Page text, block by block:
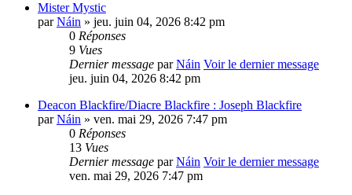
Mister Mystic
parNáin » jeu. juin 04, 2026 8:42 pm
0 Réponses
9 Vues
Dernier message parNáin Voir le dernier message
jeu. juin 04, 2026 8:42 pm
Deacon Blackfire/Diacre Blackfire : Joseph Blackfire
parNáin » ven. mai 29, 2026 7:47 pm
0 Réponses
13 Vues
Dernier message parNáin Voir le dernier message
ven. mai 29, 2026 7:47 pm